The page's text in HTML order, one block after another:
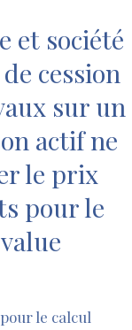
et société
cession
sur un
actif ne
le prix
pour le
le calcul